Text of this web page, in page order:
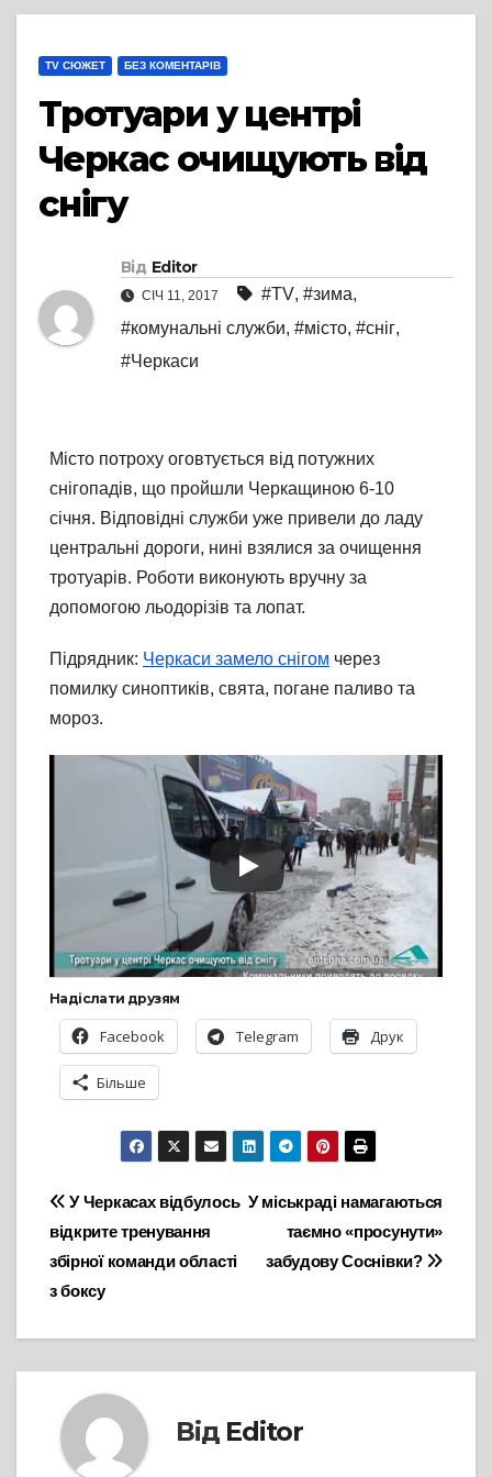
TV СЮЖЕТ БЕЗ КОМЕНТАРІВ
Тротуари у центрі
Черкас очищують від
снігу
Від Editor
СІЧ 11, 2017 #TV, #зима,
#комунальні служби, #місто, #сніг,
#Черкаси
Місто потроху оговтується від потужних
снігопадів, що пройшли Черкащиною 6-10
січня. Відповідні служби уже привели до ладу
центральні дороги, нині взялися за очищення
тротуарів. Роботи виконують вручну за
допомогою льодорізів та лопат.
Підрядник: Черкаси замело снігом через
помилку синоптиків, свята, погане паливо та
мороз.
Надіслати друзям
Facebook Telegram Друк
Більше
Навігація
записів
У міськраді намагаються
таємно «просунути»
забудову Соснівки?
У Черкасах відбулось
відкрите тренування
збірної команди області
з боксу
Від Editor